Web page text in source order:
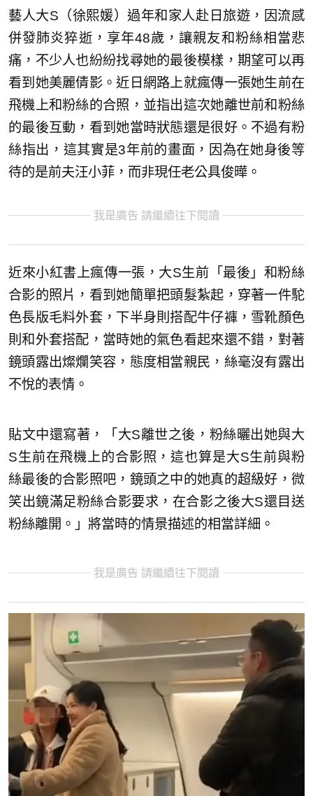
藝人大S（徐熙媛）過年和家人赴日旅遊，因流感
併發肺炎猝逝，享年48歲，讓親友和粉絲相當悲
痛，不少人也紛紛找尋她的最後模樣，期望可以再
看到她美麗倩影。近日網路上就瘋傳一張她生前在
飛機上和粉絲的合照，並指出這次她離世前和粉絲
的最後互動，看到她當時狀態還是很好。不過有粉
絲指出，這其實是3年前的畫面，因為在她身後等
待的是前夫汪小菲，而非現任老公具俊曄。
我是廣告 請繼續往下閱讀
近來小紅書上瘋傳一張，大S生前「最後」和粉絲
合影的照片，看到她簡單把頭髮紮起，穿著一件駝
色長版毛料外套，下半身則搭配牛仔褲，雪靴顏色
則和外套搭配，當時她的氣色看起來還不錯，對著
鏡頭露出燦爛笑容，態度相當親民，絲毫沒有露出
不悅的表情。
貼文中還寫著，「大S離世之後，粉絲曬出她與大
S生前在飛機上的合影照，這也算是大S生前與粉
絲最後的合影照吧，鏡頭之中的她真的超級好，微
笑出鏡滿足粉絲合影要求，在合影之後大S還目送
粉絲離開。」將當時的情景描述的相當詳細。
我是廣告 請繼續往下閱讀